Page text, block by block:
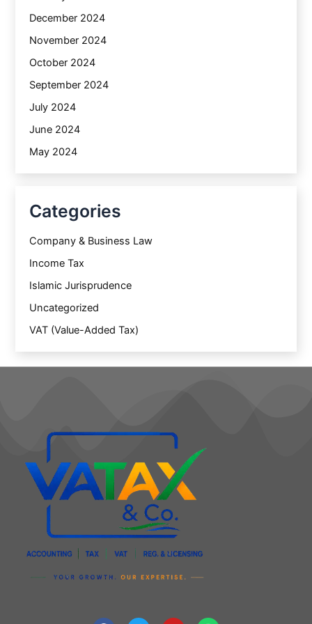
December 2024
November 2024
October 2024
September 2024
July 2024
June 2024
May 2024
Categories
Company & Business Law
Income Tax
Islamic Jurisprudence
Uncategorized
VAT (Value-Added Tax)